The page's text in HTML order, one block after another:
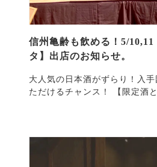
信州亀齢も飲める！5/
タ】出店のお知らせ。
大人気の日本酒がずらり！入
ただけるチャン